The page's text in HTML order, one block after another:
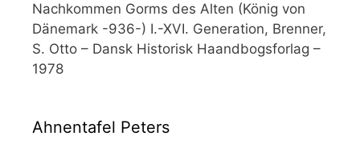
Nachkommen Gorms des Alten (König von
Dänemark -936-) I.-XVI. Generation, Brenner,
S. Otto – Dansk Historisk Haandbogsforlag –
1978
Ahnentafel Peters